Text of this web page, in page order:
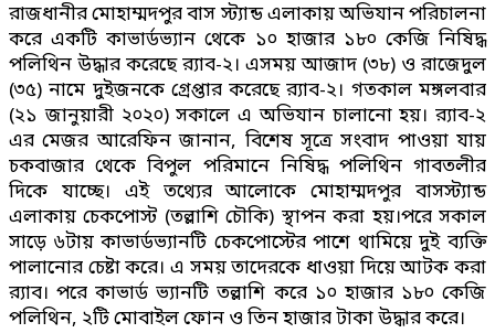
রাজধানীর মোহাম্মদপুর বাস স্ট্যান্ড এলাকায় অভিযান পরিচালনা
করে একটি কাভার্ডভ্যান থেকে ১০ হাজার ১৮০ কেজি নিষিদ্ধ
পলিথিন উদ্ধার করেছে র‌্যাব-২। এসময় আজাদ (৩৮) ও রাজেদুল
(৩৫) নামে দুইজনকে গ্রেপ্তার করেছে র‌্যাব-২। গতকাল মঙ্গলবার
(২১ জানুয়ারী ২০২০) সকালে এ অভিযান চালানো হয়। র‌্যাব-২
এর মেজর আরেফিন জানান, বিশেষ সূত্রে সংবাদ পাওয়া যায়
চকবাজার থেকে বিপুল পরিমানে নিষিদ্ধ পলিথিন গাবতলীর
দিকে যাচ্ছে। এই তথ্যের আলোকে মোহাম্মদপুর বাসস্ট্যান্ড
এলাকায় চেকপোস্ট (তল্লাশি চৌকি) স্থাপন করা হয়।পরে সকাল
সাড়ে ৬টায় কাভার্ডভ্যানটি চেকপোস্টের পাশে থামিয়ে দুই ব্যক্তি
পালানোর চেষ্টা করে। এ সময় তাদেরকে ধাওয়া দিয়ে আটক করা
র‌্যাব। পরে কাভার্ড ভ্যানটি তল্লাশি করে ১০ হাজার ১৮০ কেজি
পলিথিন, ২টি মোবাইল ফোন ও তিন হাজার টাকা উদ্ধার করে।